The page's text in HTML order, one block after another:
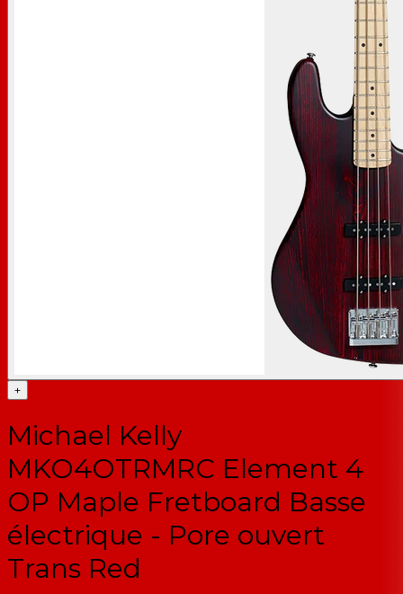
+
Michael Kelly
MKO4OTRMRC Element 4
OP Maple Fretboard Basse
électrique - Pore ouvert
Trans Red